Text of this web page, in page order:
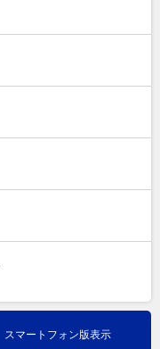
スマートフォン版表示